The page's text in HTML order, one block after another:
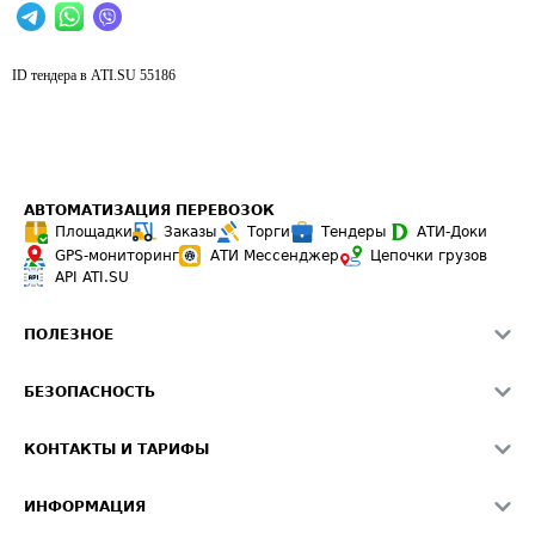
ID тендера в ATI.SU 55186
АВТОМАТИЗАЦИЯ ПЕРЕВОЗОК
Площадки
Заказы Торги Тендеры
АТИ-Доки
GPS-мониторинг
АТИ Мессенджер
Цепочки грузов
API ATI.SU
ПОЛЕЗНОЕ
Звезды ATI.SU на вашем сайте
Средние ставки
БЕЗОПАСНОСТЬ
Светофор+
КОНТАКТЫ И ТАРИФЫ
ИНФОРМАЦИЯ